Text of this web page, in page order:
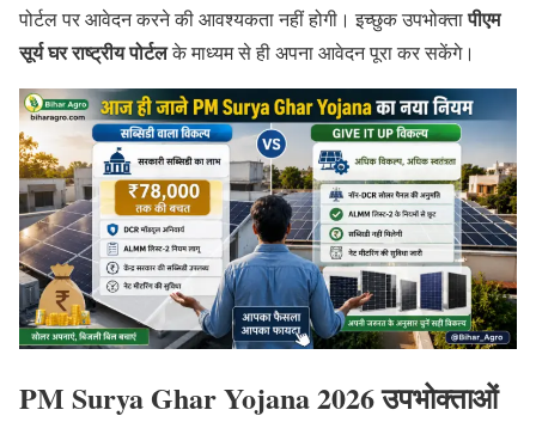
पोर्टल पर आवेदन करने की आवश्यकता नहीं होगी। इच्छुक उपभोक्तापीएम
सूर्य घर राष्ट्रीय पोर्टलके माध्यम से ही अपना आवेदन पूरा कर सकेंगे।
PM Surya Ghar Yojana 2026 उपभोक्ताओं